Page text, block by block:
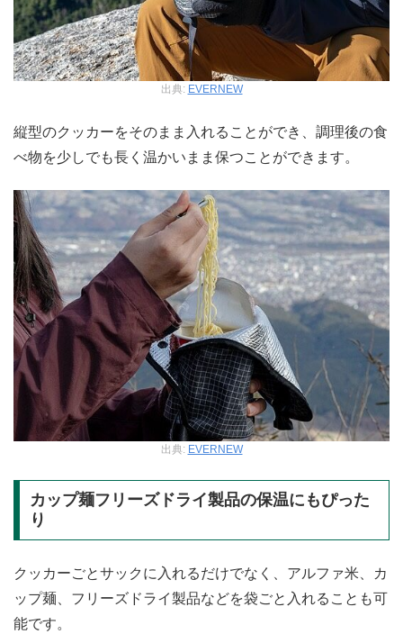
出典: EVERNEW
縦型のクッカーをそのまま入れることができ、調理後の食
べ物を少しでも長く温かいまま保つことができます。
出典: EVERNEW
カップ麺フリーズドライ製品の保温にもぴった
り
クッカーごとサックに入れるだけでなく、アルファ米、カ
ップ麺、フリーズドライ製品などを袋ごと入れることも可
能です。